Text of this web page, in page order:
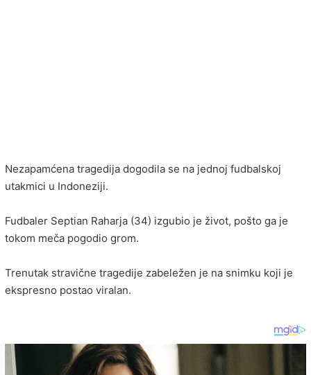
Nezapamćena tragedija dogodila se na jednoj fudbalskoj
utakmici u Indoneziji.
Fudbaler Septian Raharja (34) izgubio je život, pošto ga je
tokom meča pogodio grom.
Trenutak stravične tragedije zabeležen je na snimku koji je
ekspresno postao viralan.